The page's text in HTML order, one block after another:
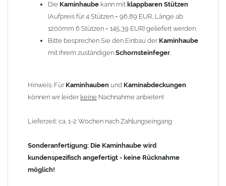
Die Kaminhaube kann mit klappbaren Stützen
(Aufpreis für 4 Stützen = 96,89 EUR, Länge ab
1200mm 6 Stützen = 145,39 EUR) geliefert werden.
Bitte besprechen Sie den Einbau der Kaminhaube
mit Ihrem zuständigen Schornsteinfeger.
Hinweis: Für Kaminhauben und Kaminabdeckungen
können wir leider keine Nachnahme anbieten!
Lieferzeit: ca. 1-2 Wochen nach Zahlungseingang
Sonderanfertigung: Die Kaminhaube wird
kundenspezifisch angefertigt - keine Rücknahme
möglich!